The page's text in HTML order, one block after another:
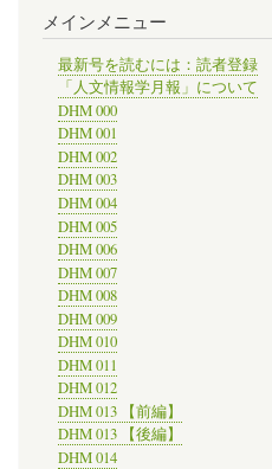
メインメニュー
最新号を読むには：読者登録
「人文情報学月報」について
DHM 000
DHM 001
DHM 002
DHM 003
DHM 004
DHM 005
DHM 006
DHM 007
DHM 008
DHM 009
DHM 010
DHM 011
DHM 012
DHM 013 【前編】
DHM 013 【後編】
DHM 014